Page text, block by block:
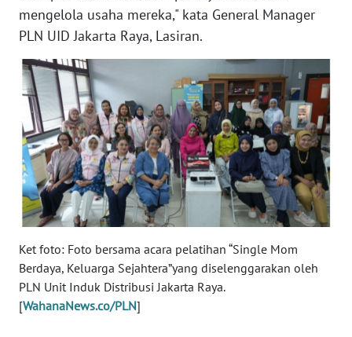
mengelola usaha mereka," kata General Manager
PLN UID Jakarta Raya, Lasiran.
Ket foto: Foto bersama acara pelatihan “Single Mom
Berdaya, Keluarga Sejahtera”yang diselenggarakan oleh
PLN Unit Induk Distribusi Jakarta Raya.
[WahanaNews.co/PLN]
WN
PAPUA
BARAT
WN
RIAU
WN
SERAMBI
JAMBI
WN
SULTRA